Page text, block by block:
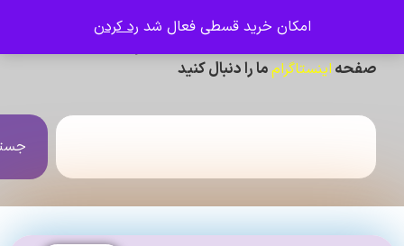
امکان خرید قسطی فعال شدرد کردن
اینستاگرامما را دنبال کنید
جستجو